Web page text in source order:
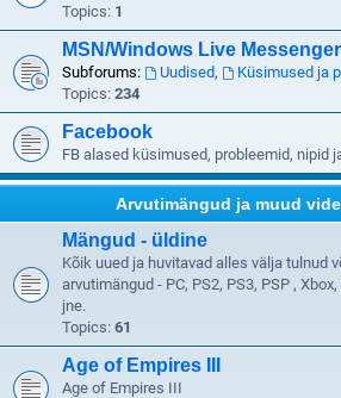
Topics: 1
MSN/Windows Live Messenger
Subforums: Uudised, Küsimused ja
Topics: 234
Facebook
FB alased küsimused, probleemid, nipid
Arvutimängud ja muud
Mängud - üldine
Kõik uued ja huvitavad alles välja tulnud
arvutimängud - PC, PS2, PS3, PSP ,
jne.
Topics: 61
Age of Empires III
Age of Empires III